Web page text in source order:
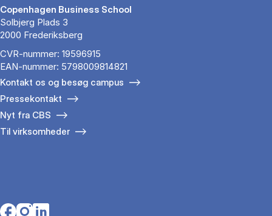
Copenhagen Business School
Solbjerg Plads 3
2000 Frederiksberg
CVR-nummer: 19596915
EAN-nummer: 5798009814821
Kontakt os og besøg campus
Pressekontakt
Nyt fra CBS
Til virksomheder
Opens in a new tab
Opens in a new tab
Opens in a new tab